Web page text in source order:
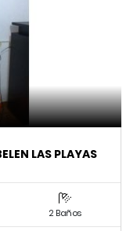
LAS PLAYAS
2 Baños